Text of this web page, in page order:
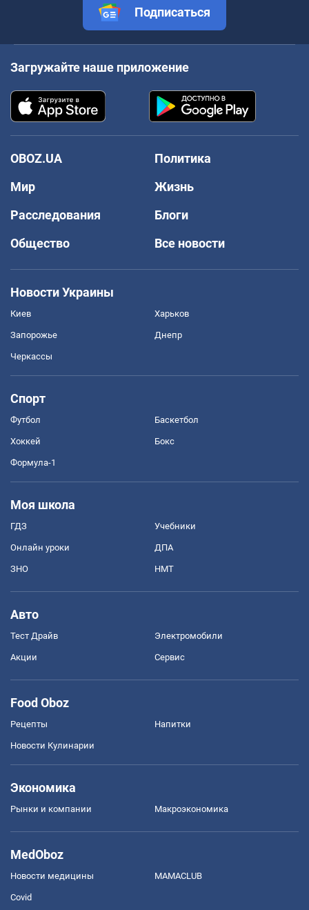
Подписаться
Загружайте наше приложение
OBOZ.UA
Политика
Мир
Жизнь
Расследования
Блоги
Общество
Все новости
Новости Украины
Киев Харьков
Запорожье Днепр
Черкассы
Спорт
Футбол Баскетбол
Хоккей Бокс
Формула-1
Моя школа
ГДЗ Учебники
Онлайн уроки ДПА
ЗНО НМТ
Авто
Тест Драйв Электромобили
Акции Сервис
Food Oboz
Рецепты Напитки
Новости Кулинарии
Экономика
Рынки и компании Mакроэкономика
MedOboz
Новости медицины MAMACLUB
Covid